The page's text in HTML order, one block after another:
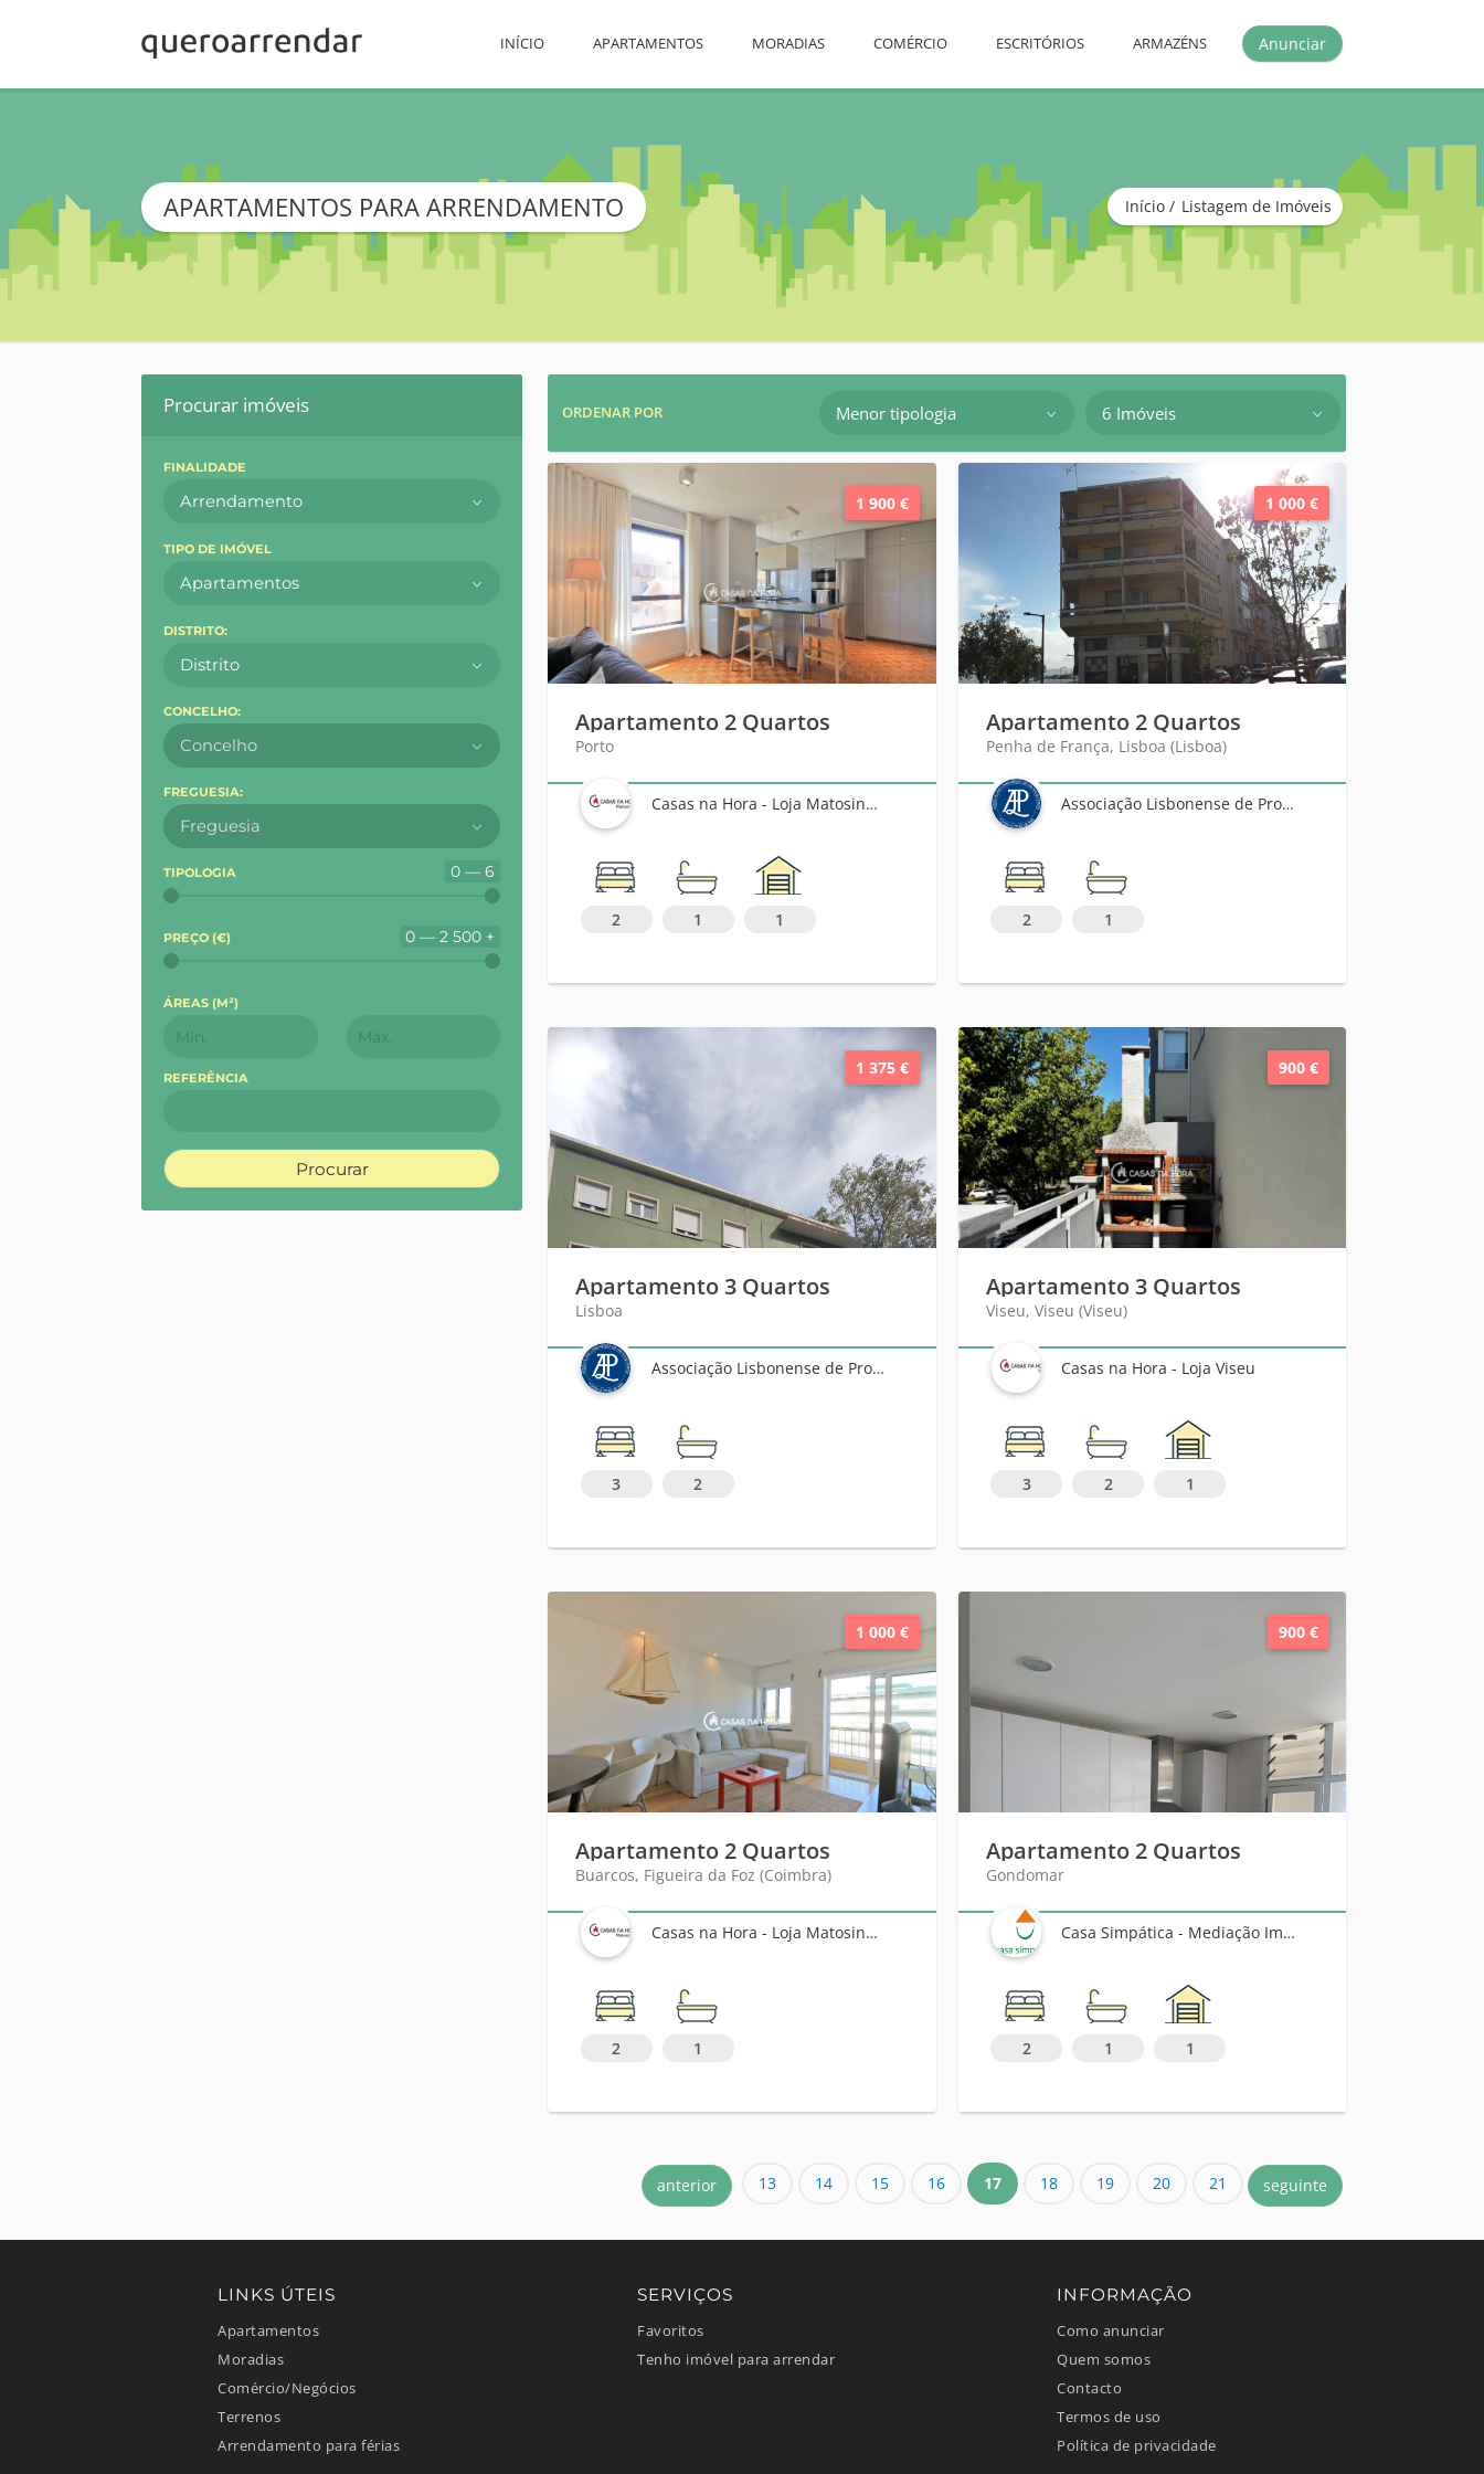
Anunciar
INÍCIO APARTAMENTOS MORADIAS COMÉRCIO ESCRITÓRIOS ARMAZÉNS
APARTAMENTOS PARA ARRENDAMENTO Início Listagem de Imóveis
Procurar imóveis
FINALIDADE
Arrendamento
TIPO DE IMÓVEL
Apartamentos
DISTRITO:
Distrito
CONCELHO:
Concelho
FREGUESIA:
Freguesia
TIPOLOGIA 0 — 6
PREÇO (€) 0 — 2 500 +
ÁREAS (M²)
REFERÊNCIA
Procurar
ORDENAR POR Menor tipologia 6 Imóveis
1 900 €
Apartamento 2 Quartos
Porto
Casas na Hora - Loja Matosinhos
2 1 1
1 000 €
Apartamento 2 Quartos
Penha de França, Lisboa (Lisboa)
Associação Lisbonense de Proprietários
2 1
1 375 €
Apartamento 3 Quartos
Lisboa
Associação Lisbonense de Proprietários
3 2
900 €
Apartamento 3 Quartos
Viseu, Viseu (Viseu)
Casas na Hora - Loja Viseu
3 2 1
1 000 €
Apartamento 2 Quartos
Buarcos, Figueira da Foz (Coimbra)
Casas na Hora - Loja Matosinhos
2 1
900 €
Apartamento 2 Quartos
Gondomar
Casa Simpática - Mediação Imobiliária, Unipessoal Lda
2 1 1
anterior 13 14 15 16 17 18 19 20 21 seguinte
LINKS ÚTEIS
Apartamentos
Moradias
Comércio/Negócios
Terrenos
Arrendamento para férias
SERVIÇOS
Favoritos
Tenho imóvel para arrendar
INFORMAÇÃO
Como anunciar
Quem somos
Contacto
Termos de uso
Política de privacidade